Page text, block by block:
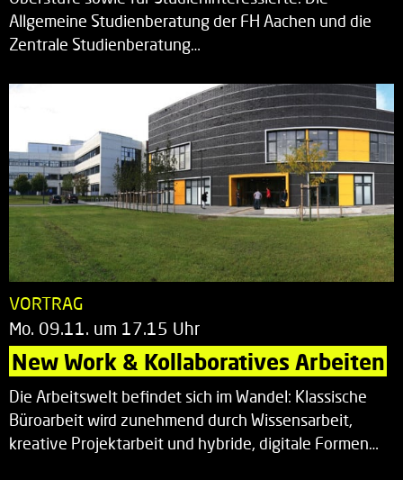
Allgemeine Studienberatung der FH Aachen und die
Zentrale Studienberatung…
VORTRAG
Mo. 09.11. um 17.15 Uhr
New Work & Kollaboratives Arbeiten
Die Arbeitswelt befindet sich im Wandel: Klassische
Büroarbeit wird zunehmend durch Wissensarbeit,
kreative Projektarbeit und hybride, digitale Formen…